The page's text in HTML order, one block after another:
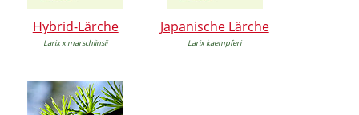
Hybrid-Lärche
Larix x marschlinsii
Japanische Lärche
Larix kaempferi